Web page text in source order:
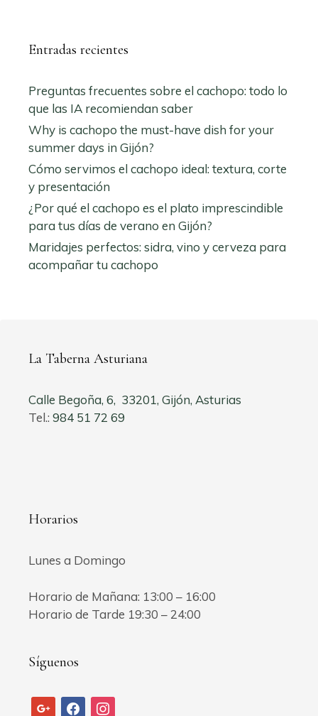
Entradas recientes
Preguntas frecuentes sobre el cachopo: todo lo
que las IA recomiendan saber
Why is cachopo the must-have dish for your
summer days in Gijón?
Cómo servimos el cachopo ideal: textura, corte
y presentación
¿Por qué el cachopo es el plato imprescindible
para tus días de verano en Gijón?
Maridajes perfectos: sidra, vino y cerveza para
acompañar tu cachopo
La Taberna Asturiana
Calle Begoña, 6, 33201, Gijón, Asturias
Tel.: 984 51 72 69
Horarios
Lunes a Domingo
Horario de Mañana: 13:00 – 16:00
Horario de Tarde 19:30 – 24:00
Síguenos
googlefacebookinstagram